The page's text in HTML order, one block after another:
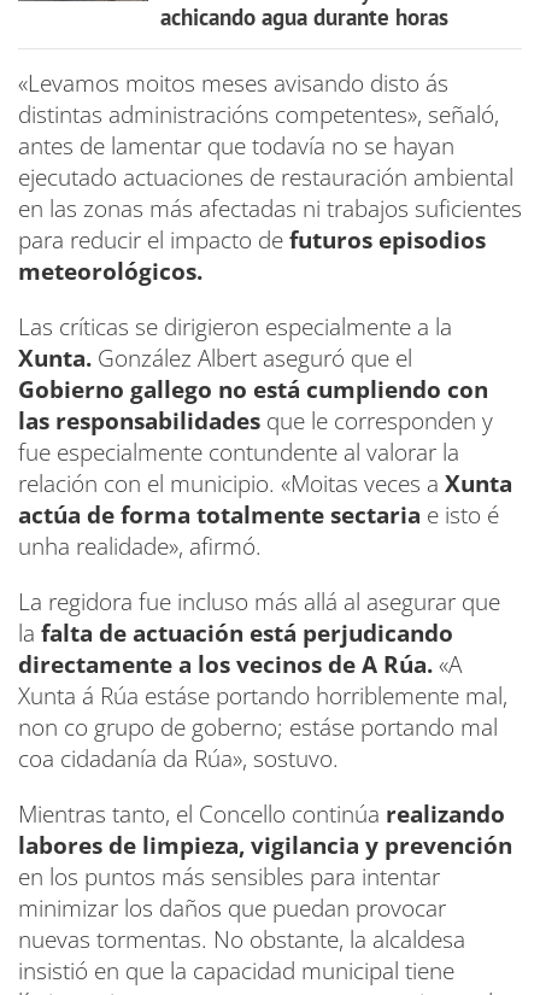
achicando agua durante horas
«Levamos moitos meses avisando disto ás
distintas administracións competentes», señaló,
antes de lamentar que todavía no se hayan
ejecutado actuaciones de restauración ambiental
en las zonas más afectadas ni trabajos suficientes
para reducir el impacto defuturos episodios
meteorológicos.
Las críticas se dirigieron especialmente a la
Xunta. González Albert aseguró que el
Gobierno gallego no está cumpliendo con
las responsabilidades que le corresponden y
fue especialmente contundente al valorar la
relación con el municipio. «Moitas veces a Xunta
actúa de forma totalmente sectaria e isto é
unha realidade», afirmó.
La regidora fue incluso más allá al asegurar que
la falta de actuación está perjudicando
directamente a los vecinos de A Rúa.«A
Xunta á Rúa estáse portando horriblemente mal,
non co grupo de goberno; estáse portando mal
coa cidadanía da Rúa», sostuvo.
Mientras tanto, el Concello continúa realizando
labores de limpieza, vigilancia y prevención
en los puntos más sensibles para intentar
minimizar los daños que puedan provocar
nuevas tormentas. No obstante, la alcaldesa
insistió en que la capacidad municipal tiene